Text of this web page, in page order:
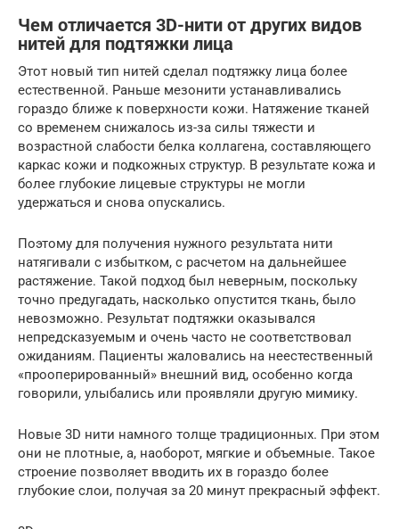
Чем отличается 3D-нити от других видов
нитей для подтяжки лица
Этот новый тип нитей сделал подтяжку лица более
естественной. Раньше мезонити устанавливались
гораздо ближе к поверхности кожи. Натяжение тканей
со временем снижалось из-за силы тяжести и
возрастной слабости белка коллагена, составляющего
каркас кожи и подкожных структур. В результате кожа и
более глубокие лицевые структуры не могли
удержаться и снова опускались.
Поэтому для получения нужного результата нити
натягивали с избытком, с расчетом на дальнейшее
растяжение. Такой подход был неверным, поскольку
точно предугадать, насколько опустится ткань, было
невозможно. Результат подтяжки оказывался
непредсказуемым и очень часто не соответствовал
ожиданиям. Пациенты жаловались на неестественный
«прооперированный» внешний вид, особенно когда
говорили, улыбались или проявляли другую мимику.
Новые 3D нити намного толще традиционных. При этом
они не плотные, а, наоборот, мягкие и объемные. Такое
строение позволяет вводить их в гораздо более
глубокие слои, получая за 20 минут прекрасный эффект.